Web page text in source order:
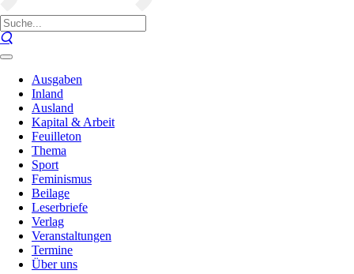
Ausgaben
Inland
Ausland
Kapital & Arbeit
Feuilleton
Thema
Sport
Feminismus
Beilage
Leserbriefe
Verlag
Veranstaltungen
Termine
Über uns